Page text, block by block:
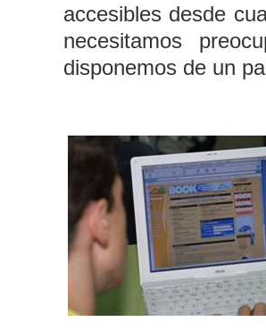
accesibles desde
necesitamos
disponemos de un